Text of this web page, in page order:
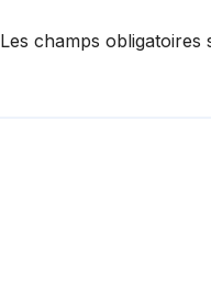
Les champs obligatoires